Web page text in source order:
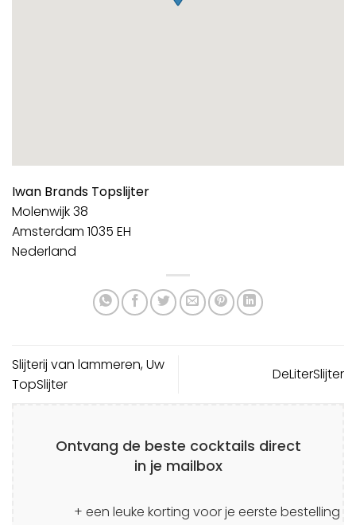
Iwan Brands Topslijter
Molenwijk 38
Amsterdam 1035 EH
Nederland
Slijterij van lammeren, Uw
TopSlijter
DeLiterSlijter
Ontvang de beste cocktails direct
in je mailbox
+ een leuke korting voor je eerste bestelling